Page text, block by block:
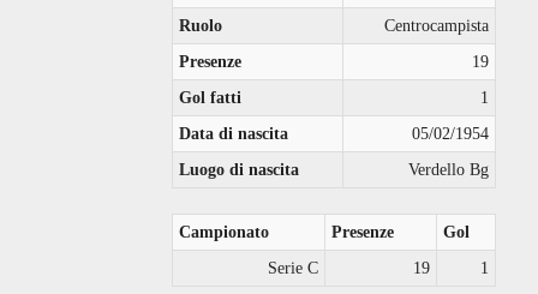
Ruolo
Centrocampista
Presenze
19
Gol fatti
1
Data di nascita
05/02/1954
Luogo di nascita
Verdello Bg
Campionato Presenze
Gol
Serie C
19 1